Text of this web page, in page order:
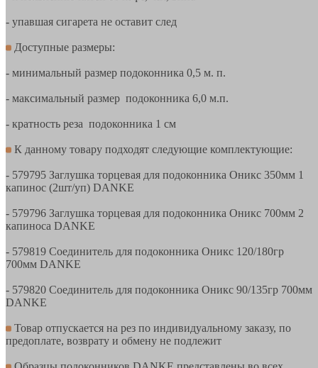
- упавшая сигарета не оставит след
Доступные размеры:
- минимальный размер подоконника 0,5 м. п.
- максимальный размер подоконника 6,0 м.п.
- кратность реза подоконника 1 см
К данному товару подходят следующие комплектующие:
- 579795 Заглушка торцевая для подоконника Оникс 350мм 1
капинос (2шт/уп) DANKE
- 579796 Заглушка торцевая для подоконника Оникс 700мм 2
капиноса DANKE
- 579819 Соединитель для подоконника Оникс 120/180гр
700мм DANKE
- 579820 Соединитель для подоконника Оникс 90/135гр 700мм
DANKE
Товар отпускается на рез по индивидуальному заказу, по
предоплате, возврату и обмену не подлежит